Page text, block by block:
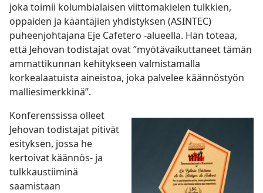
joka toimii kolumbialaisen viittomakielen tulkkien,
oppaiden ja kääntäjien yhdistyksen (ASINTEC)
puheenjohtajana Eje Cafetero -alueella. Hän toteaa,
että Jehovan todistajat ovat ”myötävaikuttaneet tämän
ammattikunnan kehitykseen valmistamalla
korkealaatuista aineistoa, joka palvelee käännöstyön
malliesimerkkinä”.
Konferenssissa olleet
Jehovan todistajat pitivät
esityksen, jossa he
kertoivat käännös- ja
tulkkaustiiminä
saamistaan